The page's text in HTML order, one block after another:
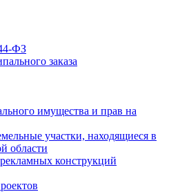
ФЗ
заказа
имущества и прав на
участки, находящиеся в
области
конструкций